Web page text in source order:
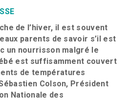
de l’hiver, il est souvent
parents de savoir s’il est
un nourrisson malgré le
est suffisamment couvert
de températures
Colson, Président
Nationale des